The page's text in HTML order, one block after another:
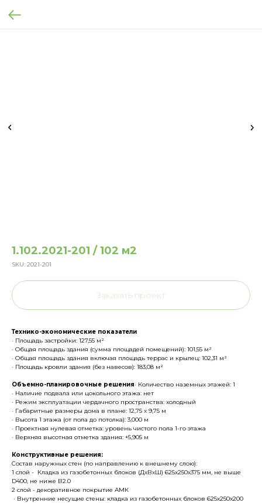
1.102.2021-201 / 102 м2
SKU: 2021-201
Заказать проект
Технико-экономические показатели
· Площадь застройки: 127,55 м²
· Общая площадь здания (сумма площадей помещений): 101,55 м²
· Общая площадь здания включая площадь террас и крылец: 102,31 м²
· Площадь кровли здания (без навесов): 183,08 м²
Объемно-планировочные решения· Количество наземных этажей: 1
· Наличие подвала или цокольного этажа: нет
· Режим эксплуатации чердачного пространства: холодный
· Габаритные размеры дома в плане: 12,75 х 9,75 м
· Высота 1 этажа (от пола до потолка): 3,000 м
· Проектная нулевая отметка: уровень чистого пола 1-го этажа
· Верхняя высотная отметка здания: +5,905 м
Конструктивные решения:
Состав наружных стен (по направлению к внешнему слою):
1 слой - Кладка из газобетонных блоков (ДхВхШ) 625х250х375 мм, не выше
D400, не ниже В2.0
2 слой - декоративное покрытие АМК
· Внутренние несущие стены: кладка из газобетонных блоков 625x250x200